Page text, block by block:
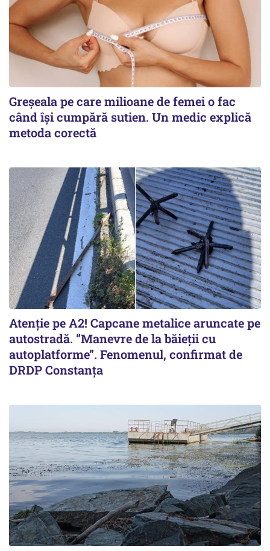
Greșeala pe care milioane de femei o fac
când își cumpără sutien. Un medic explică
metoda corectă
Atenție pe A2! Capcane metalice aruncate pe
autostradă. ”Manevre de la băieții cu
autoplatforme”. Fenomenul, confirmat de
DRDP Constanța